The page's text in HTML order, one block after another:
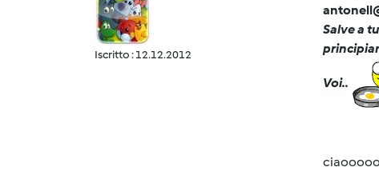
Iscritto : 12.12.2012
Salve a
Voi..